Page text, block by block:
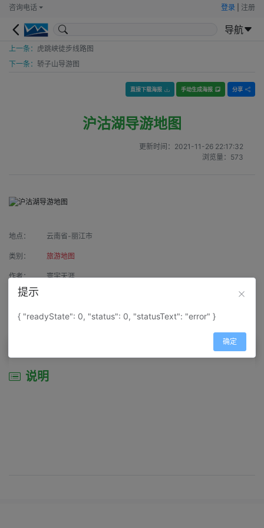
咨询电话 登录 注册
导航
上一条： 虎跳峡徒步线路图
下一条： 轿子山导游图
直接下载海报 手动生成海报 分享
沪沽湖导游地图
更新时间： 2021-11-26 22:17:32
浏览量： 573
地点： 云南省-丽江市
类别： 旅游地图
作者： 寰宇天涯
来源：
属性： 地图属性： 地图类型-景区导游图
说明
提示
{ "readyState": 0, "status": 0, "statusText": "error" }
确定